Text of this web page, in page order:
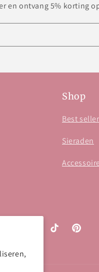
en ontvang 5% korting
Shop
Best
Sieraden
InstagramTikTok Pinterest